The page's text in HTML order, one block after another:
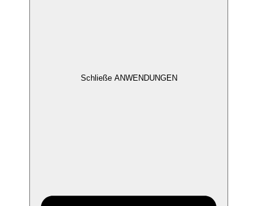
Schließe ANWENDUNGEN